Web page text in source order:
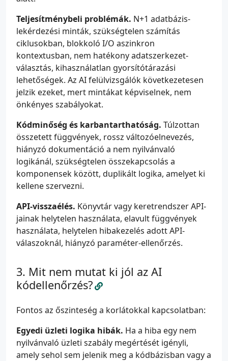
Teljesítménybeli problémák. N+1 adatbázis-
lekérdezési minták, szükségtelen számítás
ciklusokban, blokkoló I/O aszinkron
kontextusban, nem hatékony adatszerkezet-
választás, kihasználatlan gyorsítótárazási
lehetőségek. Az AI felülvizsgálók következetesen
jelzik ezeket, mert mintákat képviselnek, nem
önkényes szabályokat.
Kódminőség és karbantarthatóság. Túlzottan
összetett függvények, rossz változóelnevezés,
hiányzó dokumentáció a nem nyilvánvaló
logikánál, szükségtelen összekapcsolás a
komponensek között, duplikált logika, amelyet ki
kellene szervezni.
API-visszaélés. Könyvtár vagy keretrendszer API-
jainak helytelen használata, elavult függvények
használata, helytelen hibakezelés adott API-
válaszoknál, hiányzó paraméter-ellenőrzés.
Mit nem mutat ki jól az AI
kódellenőrzés?
Fontos az őszinteség a korlátokkal kapcsolatban:
Egyedi üzleti logika hibák. Ha a hiba egy nem
nyilvánvaló üzleti szabály megértését igényli,
amely sehol sem jelenik meg a kódbázisban vagy a